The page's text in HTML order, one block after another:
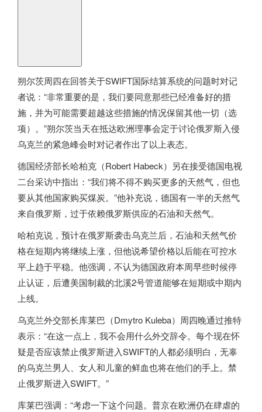
朔尔茨周四在回答关于SWIFT国际结算系统的问题时对记
者说：“非常重要的是，我们要同意那些已经准备好的措
施，并为可能需要超越这些措施的情况保留其他一切（选
项）。”朔尔茨当天在抵达欧洲理事会定于讨论俄罗斯入侵
乌克兰的紧急峰会时对记者作出了以上表态。
德国经济部长哈柏克（Robert Habeck）另在接受德国电视
二台采访中指出：“我们将不得不购买更多的天然气，但也
要从其他国家购买煤炭。”他补充说， 德国有一半的天然气
来自俄罗斯，过于依赖俄罗斯供应的石油和天然气。
哈柏克说，预计在俄罗斯袭击乌克兰后，石油和天然气价
格在短期内将继续上涨，但他说希望价格以后能在可控水
平上趋于平稳。他强调，不认为德国政府本周早些时候停
止认证，后遭美国制裁的北溪2号管道能够在短期或中期内
上线。
乌克兰外交部长库莱巴（Dmytro Kuleba）周四晚通过推特
表示：“在这一点上，我不会用什么外交辞令。每个现在怀
疑是否应该禁止俄罗斯进入SWIFT的人都必须明白，无辜
的乌克兰男人、女人和儿童的鲜血也将在他们的手上。禁
止俄罗斯进入SWIFT。”
库莱巴强调：“考虑一下这个问题。普京在欧洲仍在肆虐的